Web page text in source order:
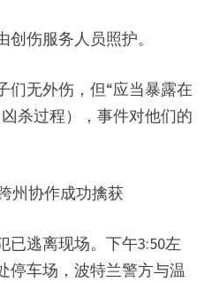
伤服务人员照护。
们无外伤，但“应当暴露在
杀过程），事件对他们的
州协作成功擒获
已逃离现场。下午3:50左
停车场，波特兰警方与温